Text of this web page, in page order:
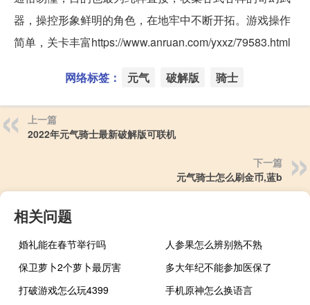
器，操控形象鲜明的角色，在地牢中不断开拓。游戏操作
简单，关卡丰富https://www.anruan.com/yxxz/79583.html
网络标签： 元气 破解版 骑士
上一篇
2022年元气骑士最新破解版可联机
下一篇
元气骑士怎么刷金币,蓝b
相关问题
婚礼能在春节举行吗
人参果怎么辨别熟不熟
保卫萝卜2个萝卜最厉害
多大年纪不能参加医保了
打破游戏怎么玩4399
手机原神怎么换语言